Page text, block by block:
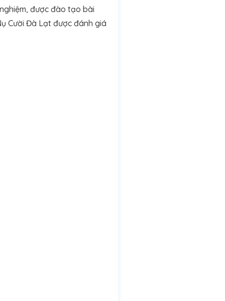
được đào tạo bài
Cười Đà Lạt được đánh giá